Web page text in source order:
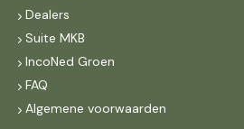
Dealers
Suite MKB
IncoNed Groen
FAQ
Algemene voorwaarden